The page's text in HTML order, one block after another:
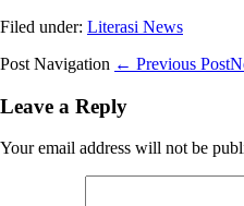
Filed under: Literasi News
Post Navigation ← Previous Post
Leave a Reply
Your email address will not be